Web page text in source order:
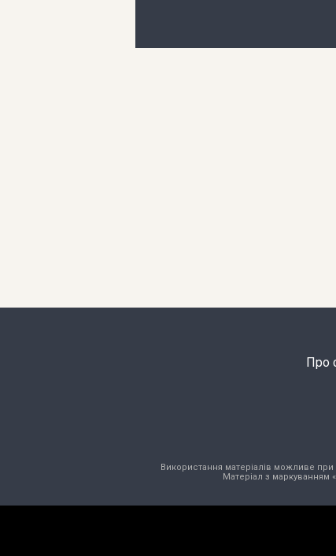
Про
Використання матеріалів можливе при
Матеріал з маркуванням